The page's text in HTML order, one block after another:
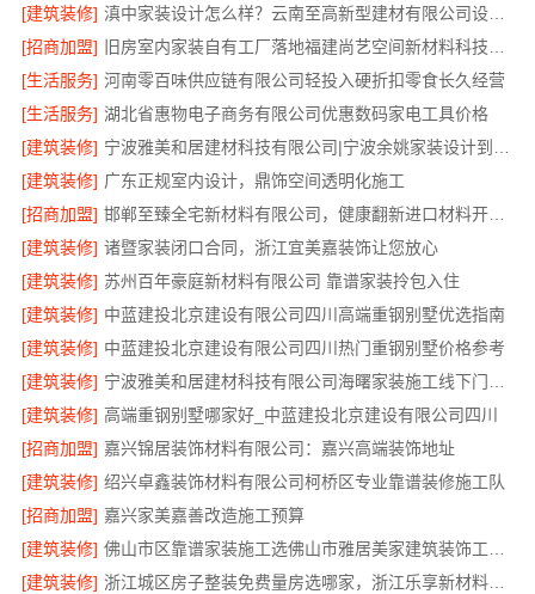
[建筑装修]
滇中家装设计怎么样？云南至高新型建材有限公司设计专业
[招商加盟]
[生活服务] 河南零百味供应链有限公司轻投入硬折扣零食长久经营
[生活服务] 湖北省惠物电子商务有限公司优惠数码家电工具价格
[建筑装修]
[建筑装修] 广东正规室内设计，鼎饰空间透明化施工
[招商加盟]
邯郸至臻全宅新材料有限公司，健康翻新进口材料开启绿色人居
[建筑装修] 诸暨家装闭口合同，浙江宜美嘉装饰让您放心
[建筑装修] 苏州百年豪庭新材料有限公司 靠谱家装拎包入住
[建筑装修] 中蓝建投北京建设有限公司四川高端重钢别墅优选指南
[建筑装修] 中蓝建投北京建设有限公司四川热门重钢别墅价格参考
[建筑装修]
[建筑装修] 高端重钢别墅哪家好_中蓝建投北京建设有限公司四川
[招商加盟] 嘉兴锦居装饰材料有限公司：嘉兴高端装饰地址
[建筑装修] 绍兴卓鑫装饰材料有限公司柯桥区专业靠谱装修施工队
[招商加盟] 嘉兴家美嘉善改造施工预算
[建筑装修]
[建筑装修]
浙江城区房子整装免费量房选哪家，浙江乐享新材料有限公司